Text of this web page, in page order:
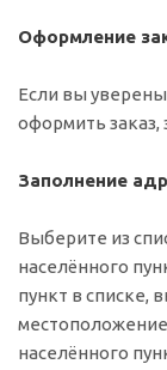
Оформление
Если вы
оформить заказ,
Заполнение
Выберите из
населённого
пункт в списке,
населённого